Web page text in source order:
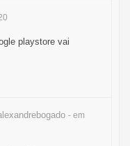
playstore vai
- em